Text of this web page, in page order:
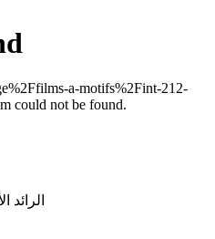
a-motifs%2Fint-212-
could not be found.
الرائد